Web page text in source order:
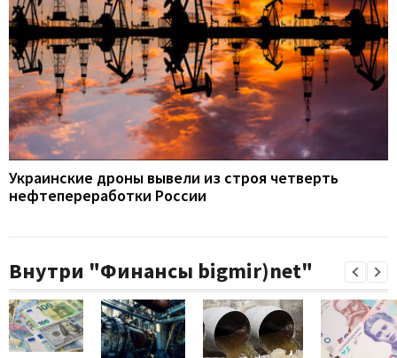
Украинские дроны вывели из строя четверть
нефтепереработки России
Внутри "Финансы bigmir)net"